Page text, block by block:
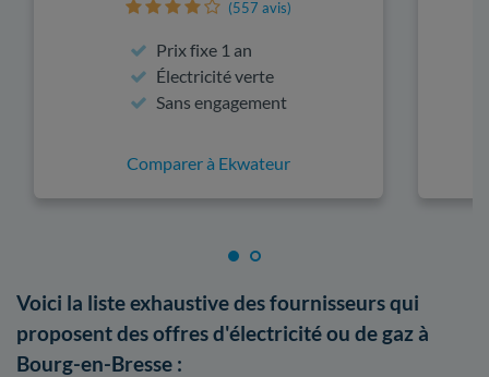
(557 avis)
Prix fixe 1 an
Électricité verte
Sans engagement
Comparer à Ekwateur
Voici la liste exhaustive des fournisseurs qui
proposent des offres d'électricité ou de gaz à
Bourg-en-Bresse :